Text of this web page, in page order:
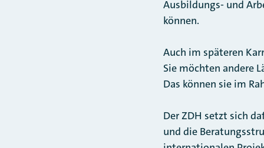
Ausbildungs- und
können.
Auch im späteren
Sie möchten andere
Das können sie im
Der ZDH setzt sich
und die